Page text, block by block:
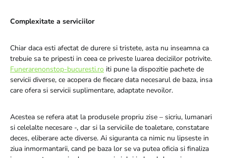
Complexitate a serviciilor
Chiar daca esti afectat de durere si tristete, asta nu inseamna ca
trebuie sa te pripesti in ceea ce priveste luarea deciziilor potrivite.
Funerarenonstop-bucuresti.ro iti pune la dispozitie pachete de
servicii diverse, ce acopera de fiecare data necesarul de baza, insa
care ofera si servicii suplimentare, adaptate nevoilor.
Acestea se refera atat la produsele propriu zise – sicriu, lumanari
si celelalte necesare -, dar si la serviciile de toaletare, constatare
deces, eliberare acte diverse. Ai siguranta ca nimic nu lipseste in
ziua inmormantarii, cand pe baza lor se va putea oficia si finaliza